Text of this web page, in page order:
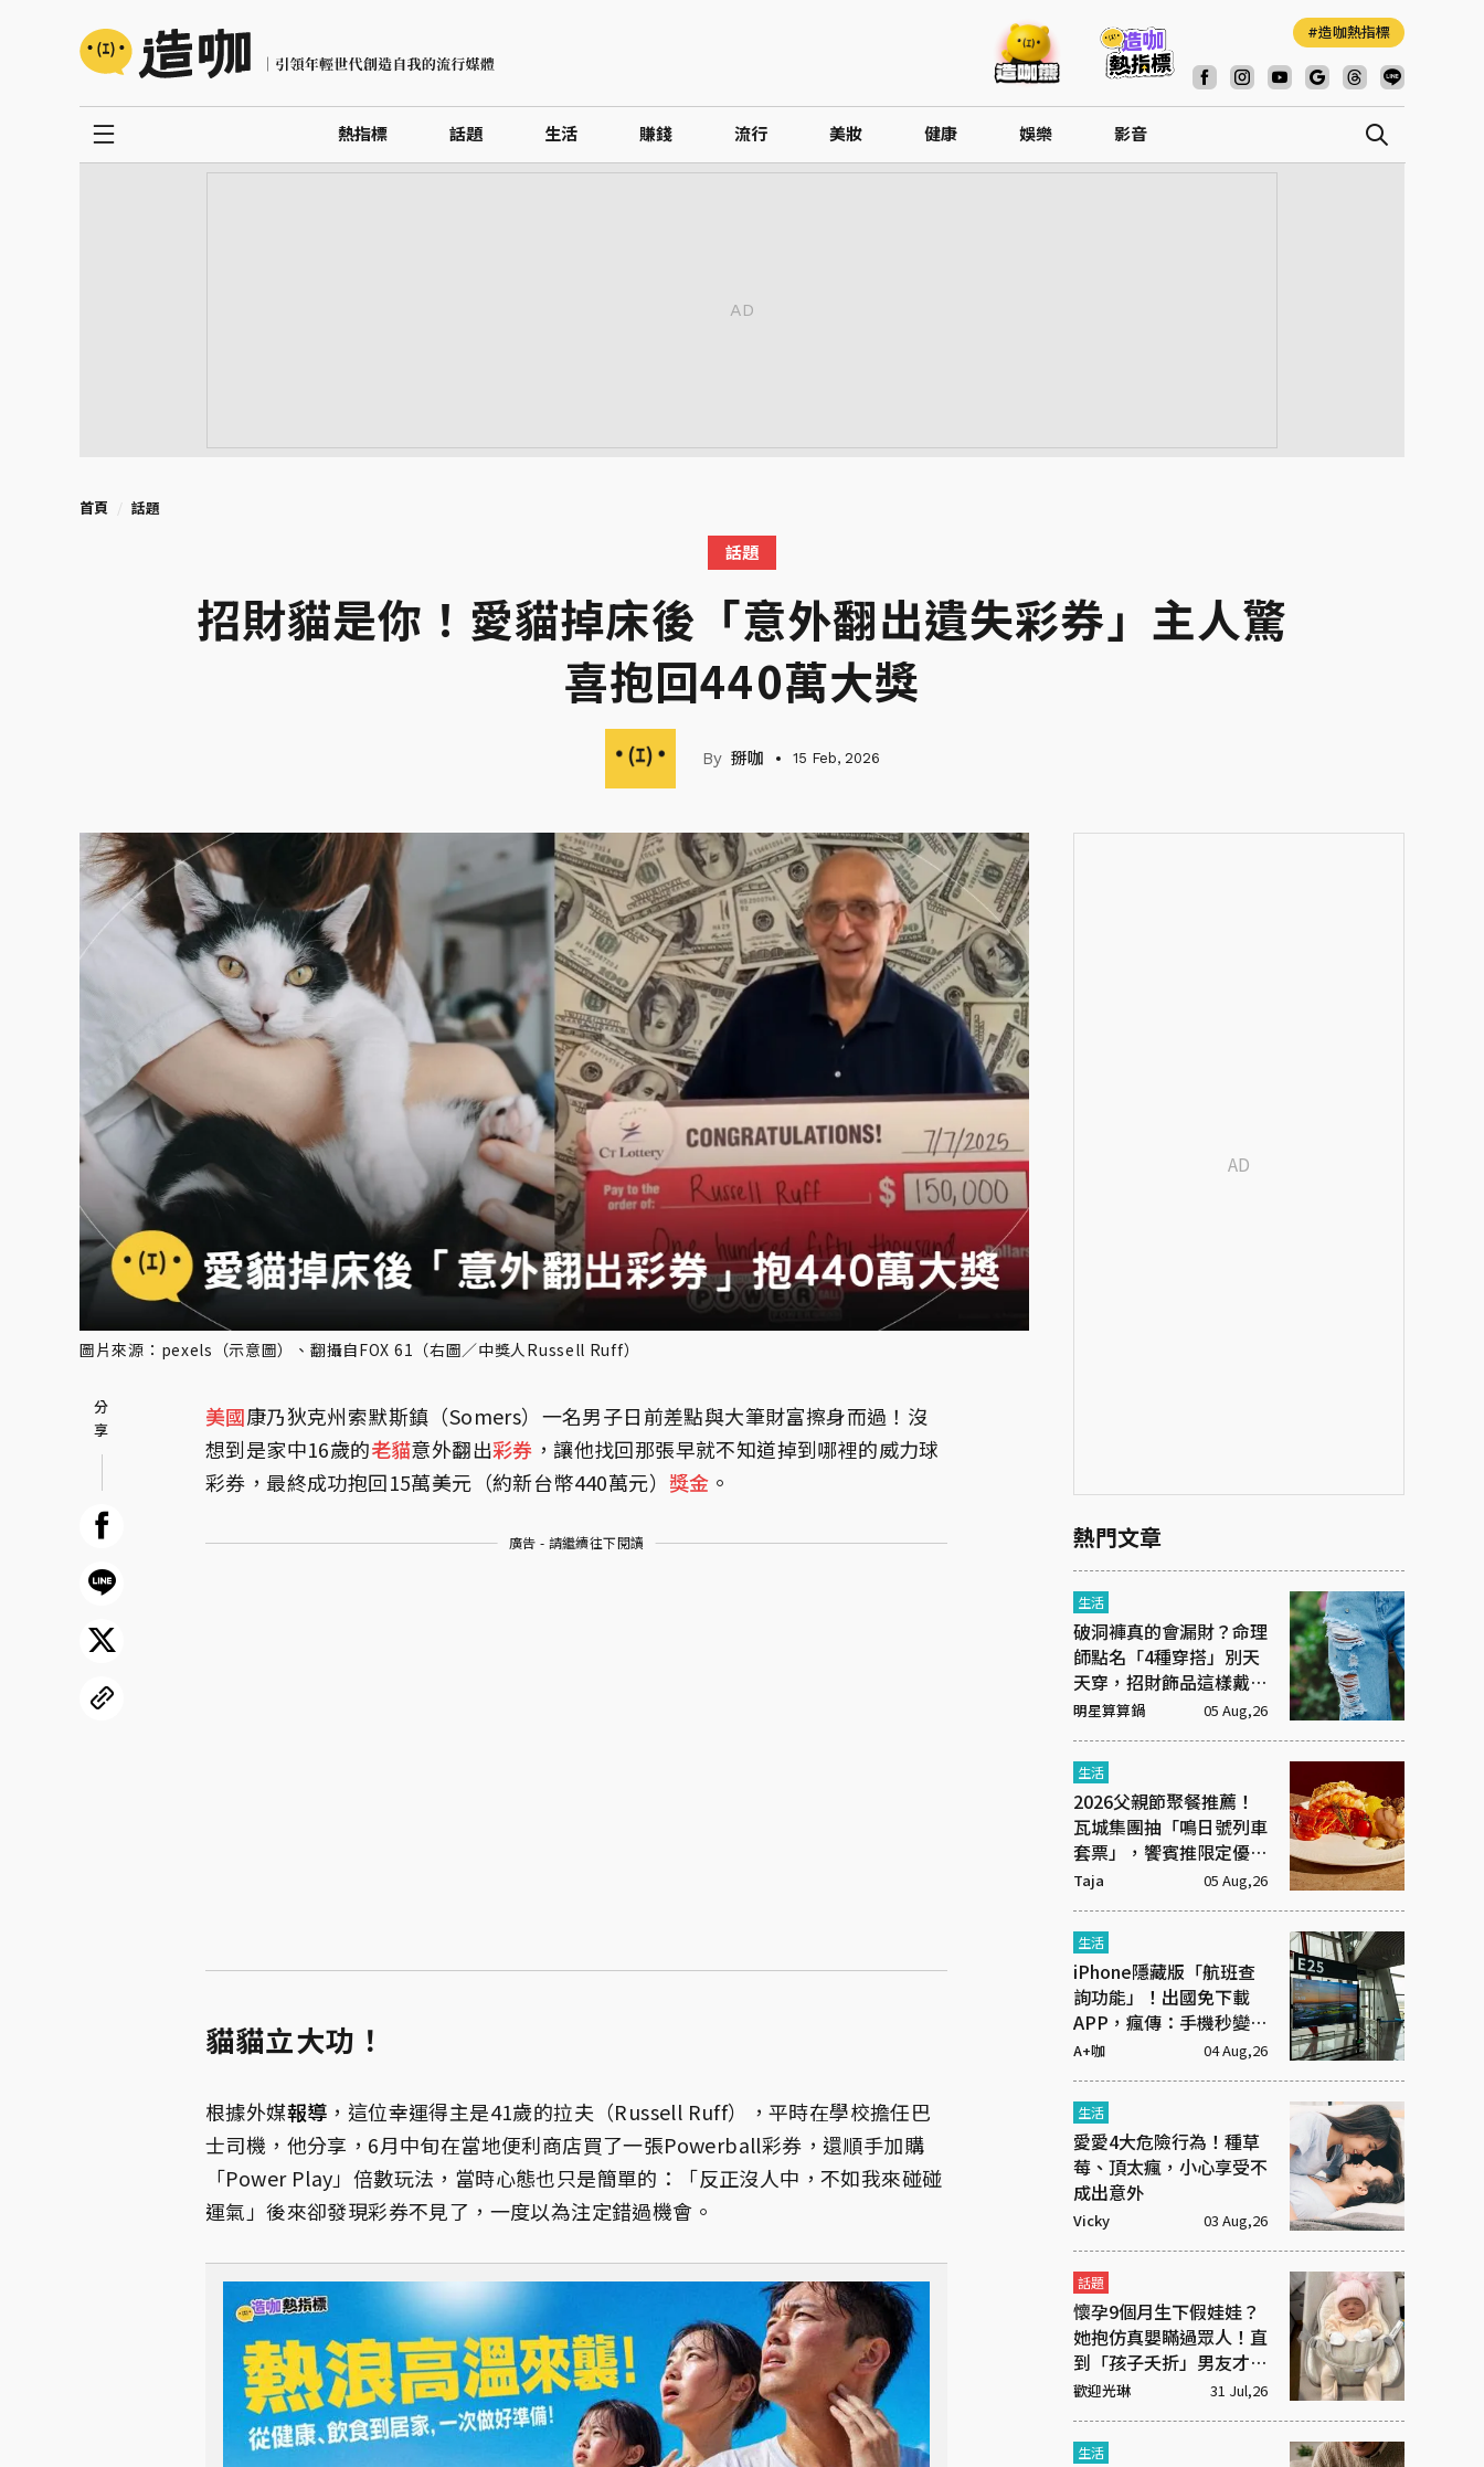
造咖熱指標
熱指標 話題 生活 賺錢 流行 美妝 健康 娛樂 影音
首頁 話題
話題
招財貓是你！愛貓掉床後「意外翻出遺失彩券」主人驚
喜抱回440萬大獎
掰咖 15 Feb, 2026
圖片來源：pexels（示意圖）、翻攝自FOX 61（右圖／中獎人Russell Ruff）
美國康乃狄克州索默斯鎮（Somers）一名男子日前差點與大筆財富擦身而過！沒
想到是家中16歲的老貓意外翻出彩券 ，讓他找回那張早就不知道掉到哪裡的威力球
彩券，最終成功抱回15萬美元（約新台幣440萬元） 獎金 。
廣告 - 請繼續往下閱讀
貓貓立大功！
根據外媒報導 ，這位幸運得主是41歲的拉夫（Russell Ruff），平時在學校擔任巴
士司機，他分享，6月中旬在當地便利商店買了一張Powerball彩券，還順手加購
「Power Play」倍數玩法，當時心態也只是簡單的：「反正沒人中，不如我來碰碰
運氣」後來卻發現彩券不見了，一度以為注定錯過機會。
熱門文章
生活
破洞褲真的會漏財？命理
師點名「4種穿搭」別天
天穿，招財飾品這樣戴才
有效
明星算算鍋 05 Aug,26
生活
2026父親節聚餐推薦！
瓦城集團抽「鳴日號列車
套票」，饗賓推限定優惠
一次看
Taja 05 Aug,26
生活
iPhone隱藏版「航班查
詢功能」！出國免下載
APP，瘋傳：手機秒變機
場看板
A+咖 04 Aug,26
生活
愛愛4大危險行為！種草
莓、頂太瘋，小心享受不
成出意外
Vicky 03 Aug,26
話題
懷孕9個月生下假娃娃？
她抱仿真嬰瞞過眾人！直
到「孩子夭折」男友才知
受騙
歡迎光琳 31 Jul,26
生活